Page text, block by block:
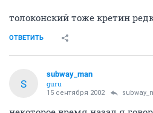
толоконский тоже кретин
ОТВЕТИТЬ
S
subway_man
guru
15 сентября 2002